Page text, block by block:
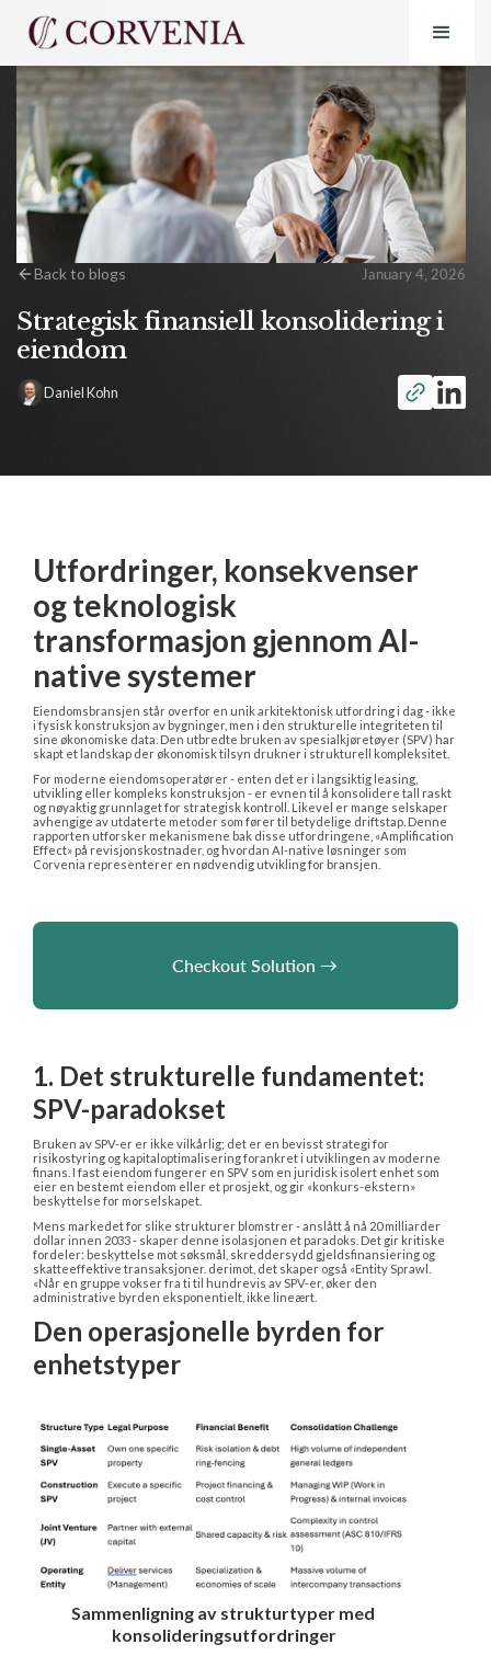
Back to blogs January 4, 2026
Strategisk finansiell konsolidering i
eiendom
Daniel Kohn
Utfordringer, konsekvenser
og teknologisk
transformasjon gjennom AI-
native systemer
Eiendomsbransjen står overfor en unik arkitektonisk utfordring i dag - ikke
i fysisk konstruksjon av bygninger, men i den strukturelle integriteten til
sine økonomiske data. Den utbredte bruken av spesialkjøretøyer (SPV) har
skapt et landskap der økonomisk tilsyn drukner i strukturell kompleksitet.
For moderne eiendomsoperatører - enten det er i langsiktig leasing,
utvikling eller kompleks konstruksjon - er evnen til å konsolidere tall raskt
og nøyaktig grunnlaget for strategisk kontroll. Likevel er mange selskaper
avhengige av utdaterte metoder som fører til betydelige driftstap. Denne
rapporten utforsker mekanismene bak disse utfordringene, «Amplification
Effect» på revisjonskostnader, og hvordan AI-native løsninger som
Corvenia representerer en nødvendig utvikling for bransjen.
→
1. Det strukturelle fundamentet:
SPV-paradokset
Bruken av SPV-er er ikke vilkårlig; det er en bevisst strategi for
risikostyring og kapitaloptimalisering forankret i utviklingen av moderne
finans. I fast eiendom fungerer en SPV som en juridisk isolert enhet som
eier en bestemt eiendom eller et prosjekt, og gir «konkurs-ekstern»
beskyttelse for morselskapet.
Mens markedet for slike strukturer blomstrer - anslått å nå 20 milliarder
dollar innen 2033 - skaper denne isolasjonen et paradoks. Det gir kritiske
fordeler: beskyttelse mot søksmål, skreddersydd gjeldsfinansiering og
skatteeffektive transaksjoner. derimot, det skaper også «Entity Sprawl.
«Når en gruppe vokser fra ti til hundrevis av SPV-er, øker den
administrative byrden eksponentielt, ikke lineært.
Den operasjonelle byrden for
enhetstyper
Sammenligning av strukturtyper med
konsolideringsutfordringer